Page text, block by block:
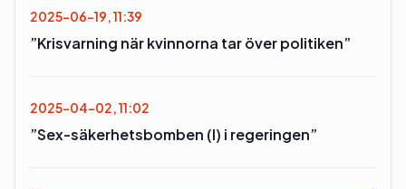
2025-06-19, 11:39
”Krisvarning när kvinnorna tar över politiken”
2025-04-02, 11:02
”Sex-säkerhetsbomben (l) i regeringen”